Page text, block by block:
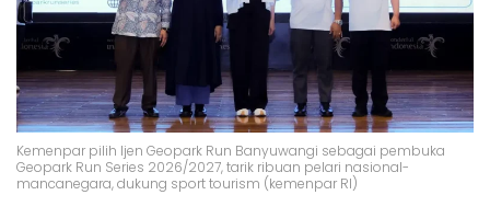
Kemenpar pilih Ijen Geopark Run Banyuwangi sebagai pembuka
Geopark Run Series 2026/2027, tarik ribuan pelari nasional-
mancanegara, dukung sport tourism (kemenpar RI)